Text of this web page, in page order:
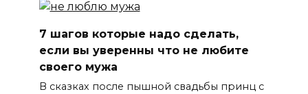
7 шагов которые надо сделать,
если вы уверенны что не любите
своего мужа
В сказках после пышной свадьбы принц с